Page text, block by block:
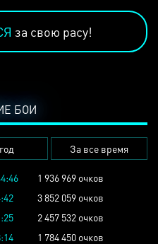
за свою расу!
БОИ
За все время
1 936 969 очков
3 852 059 очков
2 457 532 очков
1 784 450 очков